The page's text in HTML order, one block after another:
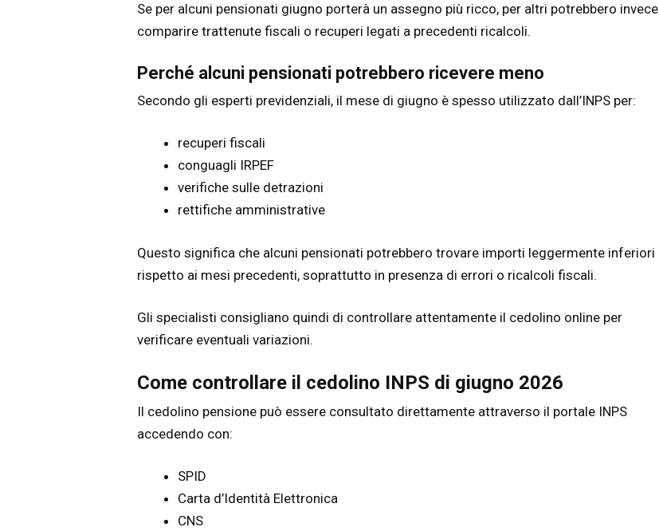
Se per alcuni pensionati giugno porterà un assegno più ricco, per altri potrebbero invece
comparire trattenute fiscali o recuperi legati a precedenti ricalcoli.
Perché alcuni pensionati potrebbero ricevere meno
Secondo gli esperti previdenziali, il mese di giugno è spesso utilizzato dall’INPS per:
recuperi fiscali
conguagli IRPEF
verifiche sulle detrazioni
rettifiche amministrative
Questo significa che alcuni pensionati potrebbero trovare importi leggermente inferiori
rispetto ai mesi precedenti, soprattutto in presenza di errori o ricalcoli fiscali.
Gli specialisti consigliano quindi di controllare attentamente il cedolino online per
verificare eventuali variazioni.
Come controllare il cedolino INPS di giugno 2026
Il cedolino pensione può essere consultato direttamente attraverso il portale INPS
accedendo con:
SPID
Carta d’Identità Elettronica
CNS